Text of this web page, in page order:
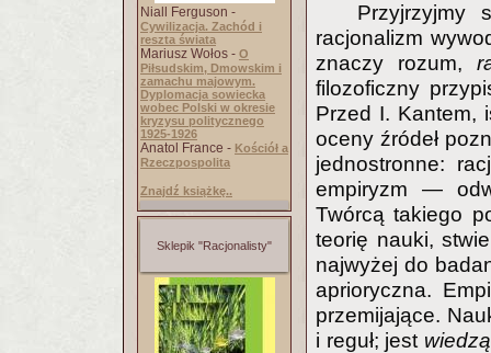
Niall Ferguson -
Cywilizacja. Zachód i
reszta świata
Mariusz Wołos - O
Piłsudskim, Dmowskim i
zamachu majowym.
Dyplomacja sowiecka
wobec Polski w okresie
kryzysu politycznego
1925-1926
Anatol France - Kościół a
Rzeczpospolita
Znajdź książkę..
Sklepik "Racjonalisty"
Przyjrzyjmy
racjonalizm
znaczy rozum,
filozoficzny
Przed I. Kantem,
oceny źródeł
jednostronne:
empiryzm —
Twórcą takiego
teorię nauki,
najwyżej do
aprioryczna.
przemijające.
i reguł; jest